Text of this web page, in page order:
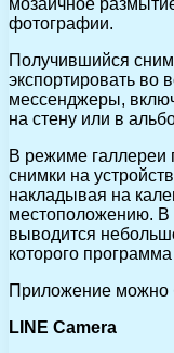
фотографии.
Получившийся
экспортировать во
мессенджеры,
на стену или в
В режиме галлереи
снимки на
накладывая на
местоположению. В
выводится
которого
Приложение можно
LINE Camera